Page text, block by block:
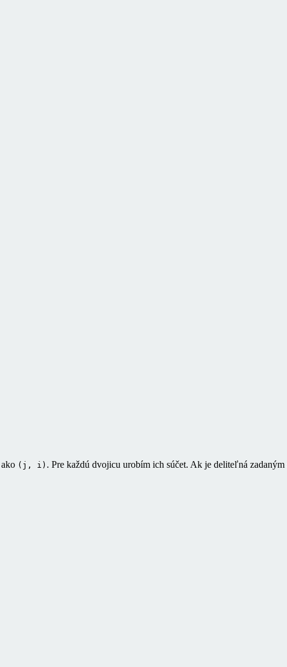
(j, i) . Pre každú dvojicu urobím ich súčet. Ak je deliteľná